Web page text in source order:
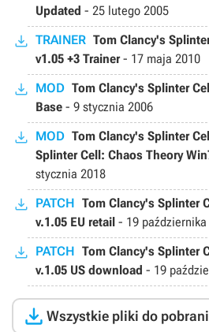
Updated - 25 lutego 2005
TRAINER Tom Clancy's
v1.05 +3 Trainer- 17 maja 2010
MOD Tom Clancy's Splinter
Base - 9 stycznia 2006
MOD Tom Clancy's Splinter
Splinter Cell: Chaos Theory
stycznia 2018
PATCH Tom Clancy's Splinter
v.1.05 EU retail - 19
PATCH Tom Clancy's Splinter
v.1.05 US download - 19
 Wszystkie pliki do